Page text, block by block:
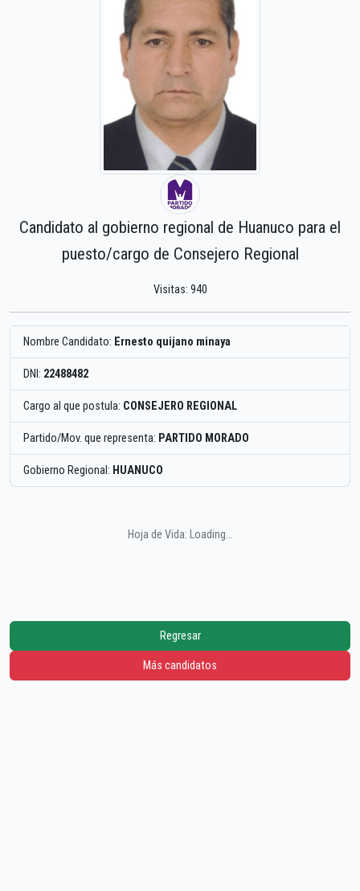
Candidato al gobierno regional de Huanuco para el
puesto/cargo de Consejero Regional
Visitas: 940
Nombre Candidato: Ernesto quijano minaya
DNI: 22488482
Cargo al que postula: CONSEJERO REGIONAL
Partido/Mov. que representa: PARTIDO MORADO
Gobierno Regional: HUANUCO
Hoja de Vida: Loading...
Regresar
Más candidatos